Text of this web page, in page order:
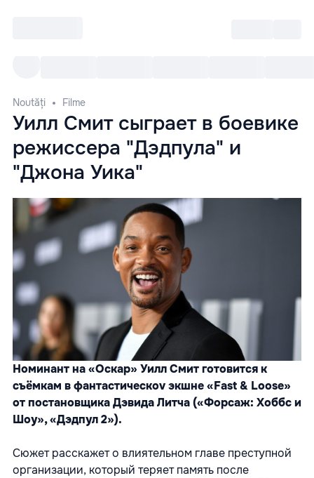
Noutăți Filme
Уилл Смит сыграет в боевике
режиссера "Дэдпула" и
"Джона Уика"
Номинант на «Оскар» Уилл Смит готовится к
съёмкам в фантастическоv экшне «Fast & Loose»
от постановщика Дэвида Литча («Форсаж: Хоббс и
Шоу», «Дэдпул 2»).
Сюжет расскажет о влиятельном главе преступной
организации, который теряет память после